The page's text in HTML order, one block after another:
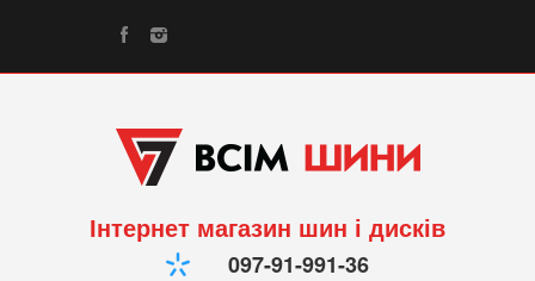
Інтернет магазин шин і дисків
097-91-991-36